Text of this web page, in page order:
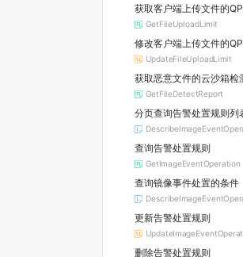
获取客户端上传文件的
GetFileUploadLimit
修改客户端上传文件的
UpdateFileUploadLimit
获取恶意文件的云沙箱检
GetFileDetectReport
分页查询告警处置规则列
查询告警处置规则
GetImageEventOperation
查询镜像事件处置的条件
更新告警处置规则
删除告警处置规则